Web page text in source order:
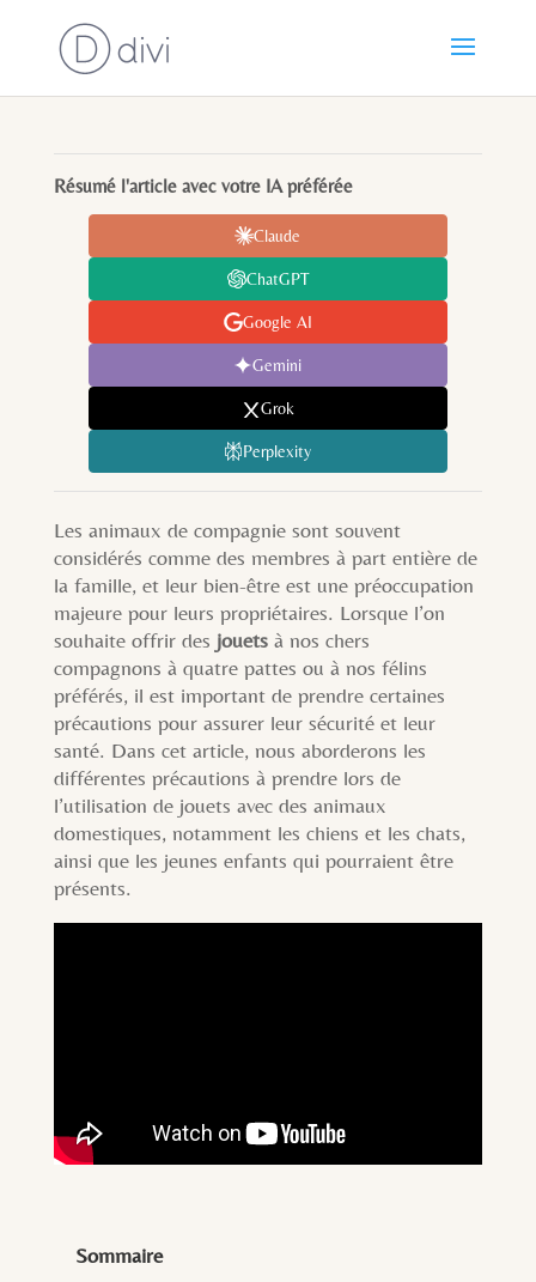
Résumé l'article avec votre IA préférée
Claude
ChatGPT
Google AI
Gemini
Grok
Perplexity
Les animaux de compagnie sont souvent
considérés comme des membres à part entière de
la famille, et leur bien-être est une préoccupation
majeure pour leurs propriétaires. Lorsque l’on
souhaite offrir des jouetsà nos chers
compagnons à quatre pattes ou à nos félins
préférés, il est important de prendre certaines
précautions pour assurer leur sécurité et leur
santé. Dans cet article, nous aborderons les
différentes précautions à prendre lors de
l’utilisation de jouets avec des animaux
domestiques, notamment les chiens et les chats,
ainsi que les jeunes enfants qui pourraient être
présents.
Sommaire